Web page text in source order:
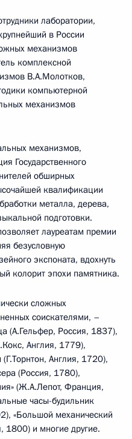
лаборатории,
в России
механизмов
комплексной
В.А.Молотков,
компьютерной
механизмов
механизмов,
Государственного
обширных
квалификации
металла, дерева,
подготовки.
лауреатам премии
безусловную
экспоната, вдохнуть
колорит эпохи памятника.
сложных
соискателями, –
(А.Гельфер, Россия, 1837),
Англия, 1779),
Англия, 1720),
(Россия, 1780),
(Ж.А.Лепот, Франция,
часы-будильник
«Большой механический
1800) и многие другие.